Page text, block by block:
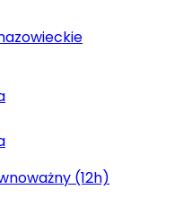
(12h)